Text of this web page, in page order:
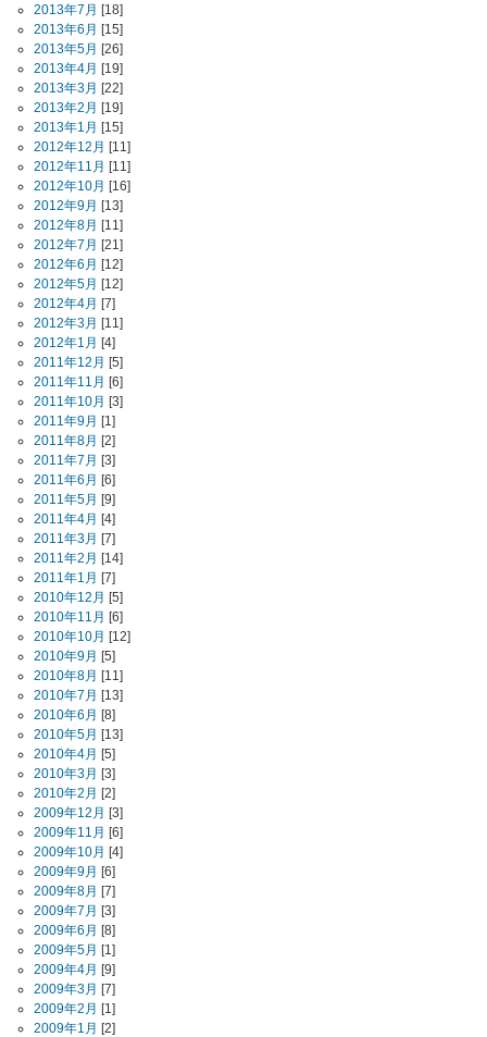
2013年7月 [18]
2013年6月 [15]
2013年5月 [26]
2013年4月 [19]
2013年3月 [22]
2013年2月 [19]
2013年1月 [15]
2012年12月 [11]
2012年11月 [11]
2012年10月 [16]
2012年9月 [13]
2012年8月 [11]
2012年7月 [21]
2012年6月 [12]
2012年5月 [12]
2012年4月 [7]
2012年3月 [11]
2012年1月 [4]
2011年12月 [5]
2011年11月 [6]
2011年10月 [3]
2011年9月 [1]
2011年8月 [2]
2011年7月 [3]
2011年6月 [6]
2011年5月 [9]
2011年4月 [4]
2011年3月 [7]
2011年2月 [14]
2011年1月 [7]
2010年12月 [5]
2010年11月 [6]
2010年10月 [12]
2010年9月 [5]
2010年8月 [11]
2010年7月 [13]
2010年6月 [8]
2010年5月 [13]
2010年4月 [5]
2010年3月 [3]
2010年2月 [2]
2009年12月 [3]
2009年11月 [6]
2009年10月 [4]
2009年9月 [6]
2009年8月 [7]
2009年7月 [3]
2009年6月 [8]
2009年5月 [1]
2009年4月 [9]
2009年3月 [7]
2009年2月 [1]
2009年1月 [2]